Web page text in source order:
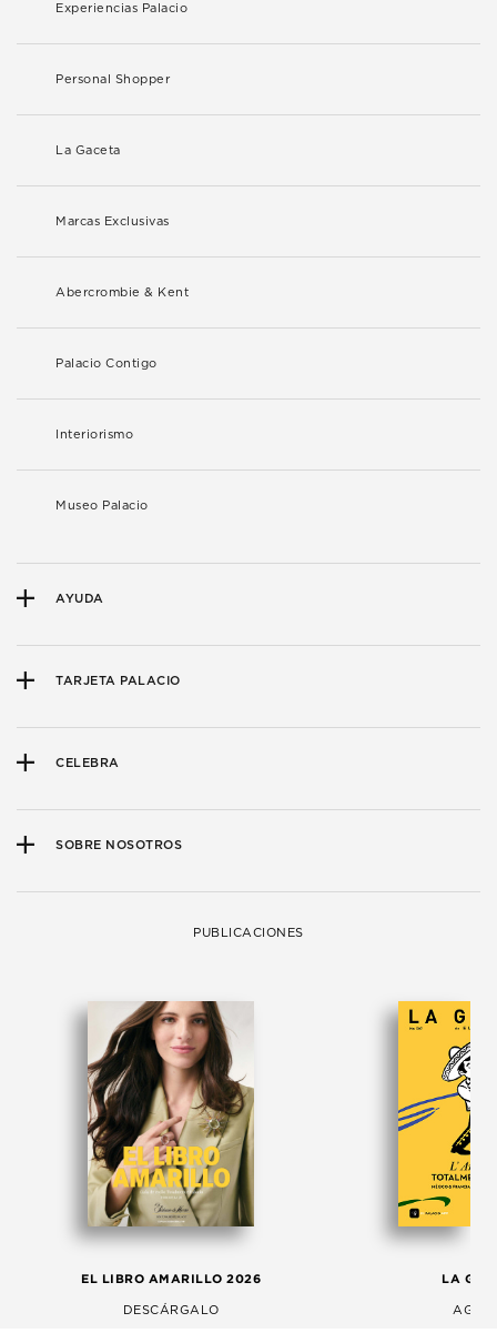
Experiencias Palacio
Personal Shopper
La Gaceta
Marcas Exclusivas
Abercrombie & Kent
Palacio Contigo
Interiorismo
Museo Palacio
AYUDA
TARJETA PALACIO
CELEBRA
SOBRE NOSOTROS
PUBLICACIONES
EL LIBRO AMARILLO 2026
DESCÁRGALO
LA